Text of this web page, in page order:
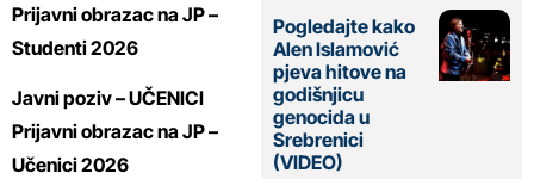
Prijavni obrazac na JP –
Studenti 2026
Javni poziv – UČENICI
Prijavni obrazac na JP –
Učenici 2026
Pogledajte kako
Alen Islamović
pjeva hitove na
godišnjicu
genocida u
Srebrenici
(VIDEO)